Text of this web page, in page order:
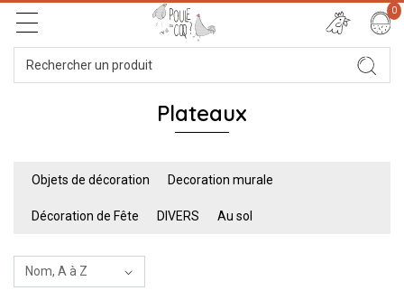
0
Plateaux
Objets de décoration Decoration murale
Décoration de Fête DIVERS Au sol